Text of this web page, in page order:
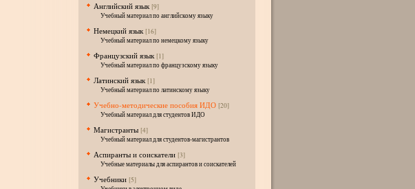
Английский язык [9]
Учебный материал по английскому языку
Немецкий язык [16]
Учебный материал по немецкому языку
Французский язык [1]
Учебный материал по французскому языку
Латинский язык [1]
Учебный материал по латинскому языку
Учебно-методические пособия ИДО [20]
Учебный материал для студентов ИДО
Магистранты [4]
Учебный материал для студентов-магистрантов
Аспиранты и соискатели [3]
Учебные материалы для аспирантов и соискателей
Учебники [5]